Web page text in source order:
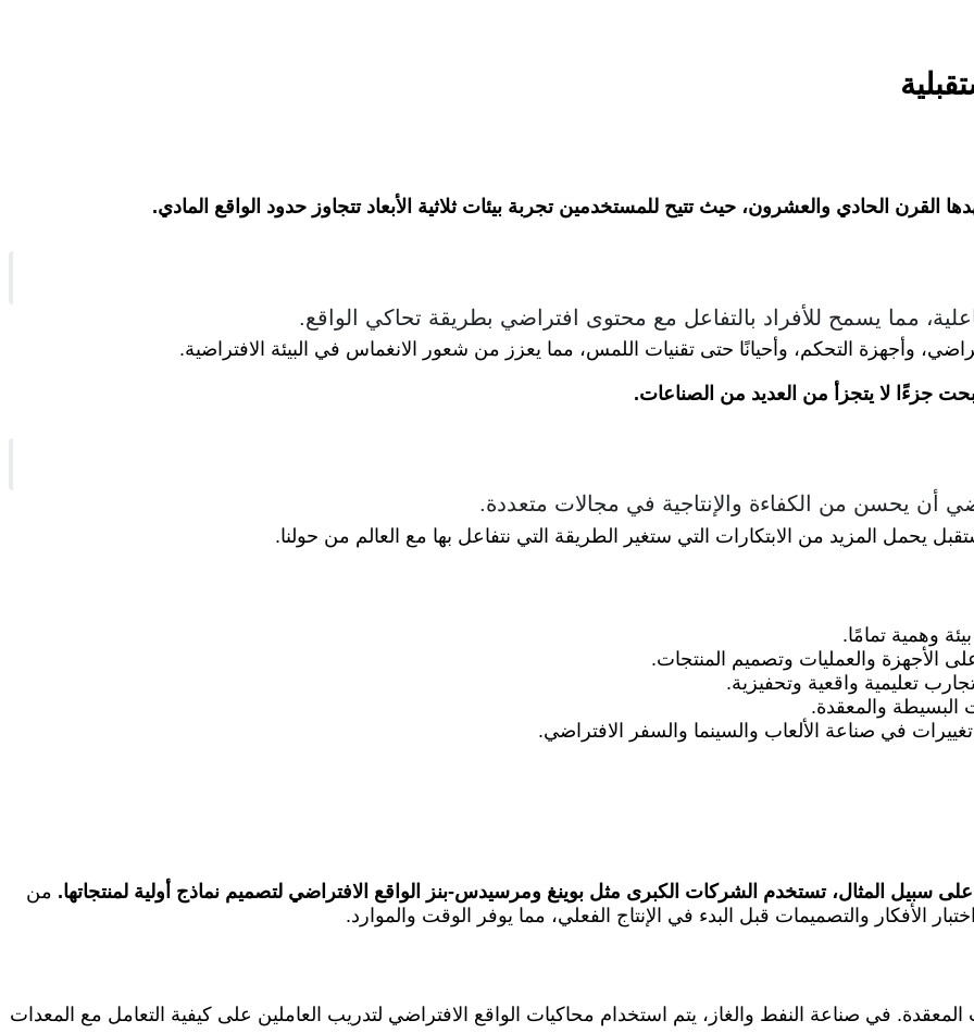
القرن الحادي والعشرون، حيث تتيح للمستخدمين تجربة بيئات ثلاثية الأبعاد تتجاوز حدود الواقع المادي.
مما يسمح للأفراد بالتفاعل مع محتوى افتراضي بطريقة تحاكي الواقع.
وأجهزة التحكم، وأحيانًا حتى تقنيات اللمس، مما يعزز من شعور الانغماس في البيئة الافتراضية.
جزءًا لا يتجزأ من العديد من الصناعات.
أن يحسن من الكفاءة والإنتاجية في مجالات متعددة.
يحمل المزيد من الابتكارات التي ستغير الطريقة التي نتفاعل بها مع العالم من حولنا.
وهمية تمامًا.
الأجهزة والعمليات وتصميم المنتجات.
تعليمية واقعية وتحفيزية.
البسيطة والمعقدة.
تغييرات في صناعة الألعاب والسينما والسفر الافتراضي.
على سبيل المثال، تستخدم الشركات الكبرى مثل بوينغ ومرسيدس-بنز الواقع الافتراضي لتصميم نماذج أولية لمنتجاتها. من
الأفكار والتصميمات قبل البدء في الإنتاج الفعلي، مما يوفر الوقت والموارد.
في صناعة النفط والغاز، يتم استخدام محاكيات الواقع الافتراضي لتدريب العاملين على كيفية التعامل مع المعدات